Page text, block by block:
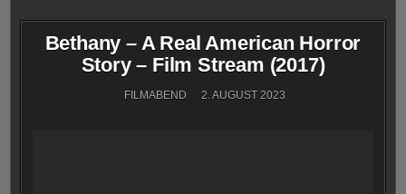
Bethany – A Real American Horror
Story – Film Stream (2017)
FILMABEND 2. AUGUST 2023